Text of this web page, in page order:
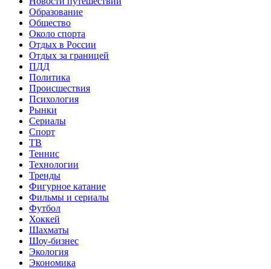
Образование
Общество
Около спорта
Отдых в России
Отдых за границей
ПДД
Политика
Происшествия
Психология
Рынки
Сериалы
Спорт
ТВ
Теннис
Технологии
Тренды
Фигурное катание
Фильмы и сериалы
Футбол
Хоккей
Шахматы
Шоу-бизнес
Экология
Экономика